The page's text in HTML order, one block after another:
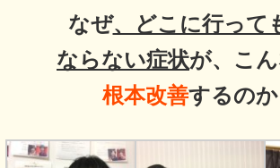
なぜ、どこに行って
ならない症状が、こ
根本改善するのか